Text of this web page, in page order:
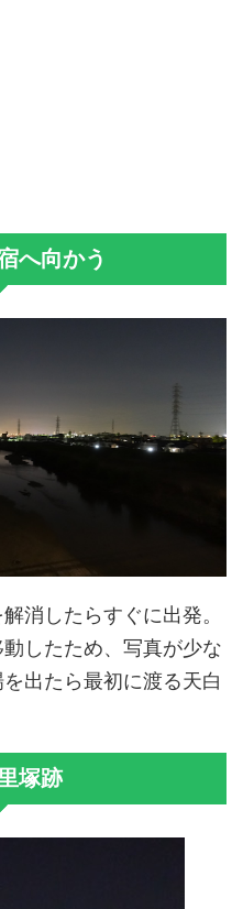
へ向かう
消したらすぐに出発。
したため、写真が少な
出たら最初に渡る天白
塚跡